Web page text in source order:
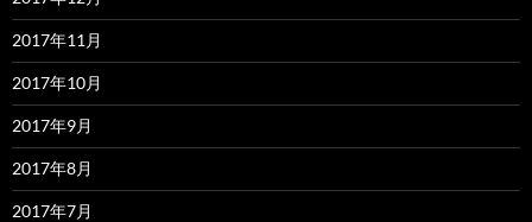
2017年11月
2017年10月
2017年9月
2017年8月
2017年7月